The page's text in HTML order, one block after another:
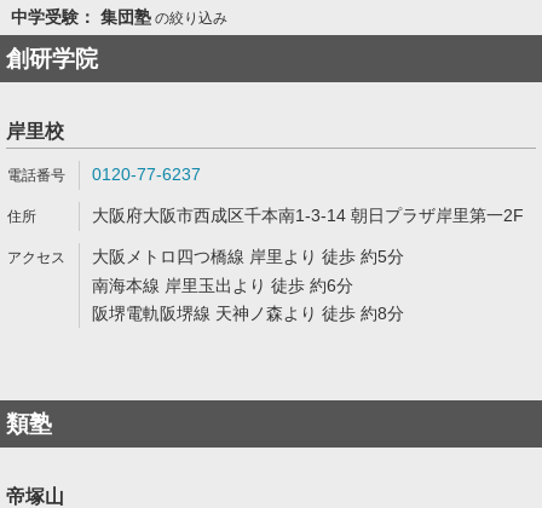
中学受験： 集団塾の絞り込み
創研学院
岸里校
0120-77-6237
大阪府大阪市西成区千本南1-3-14 朝日プラザ岸里第一2F
大阪メトロ四つ橋線 岸里より 徒歩 約5分
南海本線 岸里玉出より 徒歩 約6分
阪堺電軌阪堺線 天神ノ森より 徒歩 約8分
類塾
帝塚山